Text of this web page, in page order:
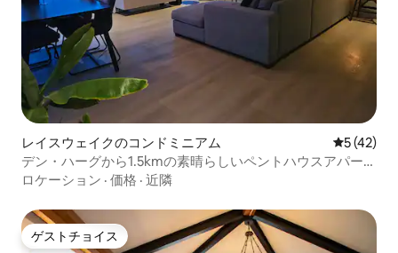
レイスウェイクのコンドミニアム レビュー
5 (42)
デン・ハーグから1.5kmの素晴らしいペントハウスアパート
メント
ロケーション · 価格 · 近隣
ゲストチョイス
ゲストチョイス